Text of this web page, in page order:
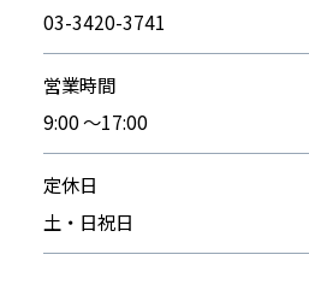
03-3420-3741
営業時間
9:00 ～17:00
定休日
土・日祝日